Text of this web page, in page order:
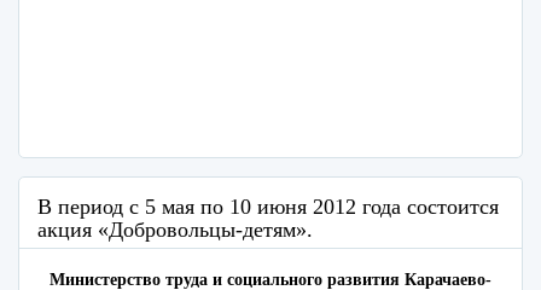
В период с 5 мая по 10 июня 2012 года состоится
акция «Добровольцы-детям».
Министерство труда и социального развития Карачаево-